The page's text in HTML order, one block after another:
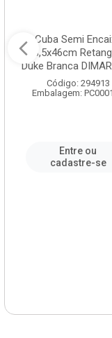
Cuba Semi
58,5x46cm
Duke Branca
Código: 294913
Embalagem:
Entre ou
cadastre-se